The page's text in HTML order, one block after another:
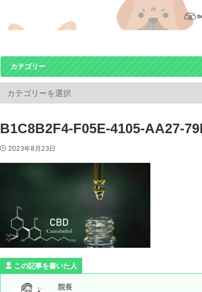
カテゴリー
B1C8B2F4-F05E-4105-AA27-
2023年8月23日
この記事を書いた人
院長